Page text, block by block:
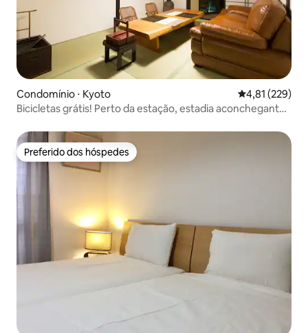
Condomínio ⋅ Kyoto 4,81 de uma
4,81 (229)
Bicicletas grátis! Perto da estação, estadia aconchegante
Preferido dos hóspedes
Preferido dos hóspedes